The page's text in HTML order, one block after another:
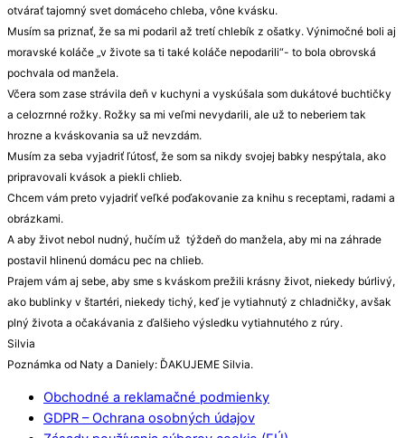
otvárať tajomný svet domáceho chleba, vône kvásku.
Musím sa priznať, že sa mi podaril až tretí chlebík z ošatky. Výnimočné boli aj
moravské koláče „v živote sa ti také koláče nepodarili“- to bola obrovská
pochvala od manžela.
Včera som zase strávila deň v kuchyni a vyskúšala som dukátové buchtičky
a celozrnné rožky. Rožky sa mi veľmi nevydarili, ale už to neberiem tak
hrozne a kváskovania sa už nevzdám.
Musím za seba vyjadriť ľútosť, že som sa nikdy svojej babky nespýtala, ako
pripravovali kvások a piekli chlieb.
Chcem vám preto vyjadriť veľké poďakovanie za knihu s receptami, radami a
obrázkami.
A aby život nebol nudný, hučím už týždeň do manžela, aby mi na záhrade
postavil hlinenú domácu pec na chlieb.
Prajem vám aj sebe, aby sme s kváskom prežili krásny život, niekedy búrlivý,
ako bublinky v štartéri, niekedy tichý, keď je vytiahnutý z chladničky, avšak
plný života a očakávania z ďalšieho výsledku vytiahnutého z rúry.
Silvia
Poznámka od Naty a Daniely: ĎAKUJEME Silvia.
Obchodné a reklamačné podmienky
GDPR – Ochrana osobných údajov